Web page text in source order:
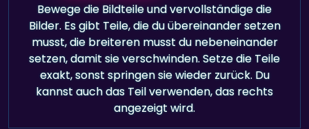
Bewege die Bildteile und vervollständige die
Bilder. Es gibt Teile, die du übereinander setzen
musst, die breiteren musst du nebeneinander
setzen, damit sie verschwinden. Setze die Teile
exakt, sonst springen sie wieder zurück. Du
kannst auch das Teil verwenden, das rechts
angezeigt wird.